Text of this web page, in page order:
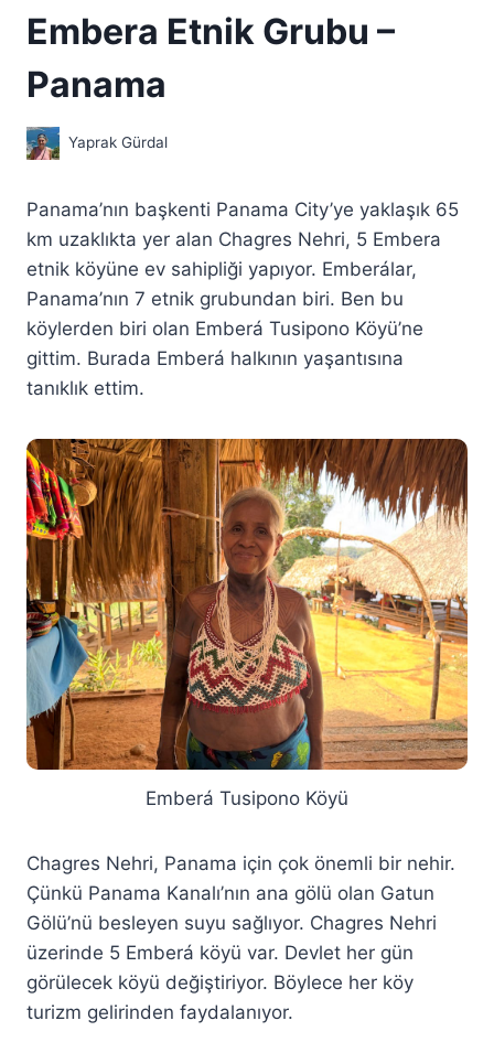
Embera Etnik Grubu –
Panama
Yaprak Gürdal
Panama’nın başkenti Panama City’ye yaklaşık 65
km uzaklıkta yer alan Chagres Nehri, 5 Embera
etnik köyüne ev sahipliği yapıyor. Emberálar,
Panama’nın 7 etnik grubundan biri. Ben bu
köylerden biri olan Emberá Tusipono Köyü’ne
gittim. Burada Emberá halkının yaşantısına
tanıklık ettim.
Emberá Tusipono Köyü
Chagres Nehri, Panama için çok önemli bir nehir.
Çünkü Panama Kanalı’nın ana gölü olan Gatun
Gölü’nü besleyen suyu sağlıyor. Chagres Nehri
üzerinde 5 Emberá köyü var. Devlet her gün
görülecek köyü değiştiriyor. Böylece her köy
turizm gelirinden faydalanıyor.